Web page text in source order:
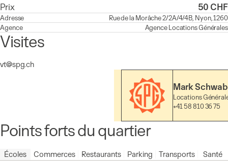
Prix 50 CHF
Adresse
Rue de la Morâche 2/2A/4/4B, Nyon, 1260
Agence
AgenceLocations Générales
Visites
vt@spg.ch
Mark Schwab
Locations
+41 58 810 36 75
Points forts du quartier
Écoles Commerces Restaurants Parking Transports Santé